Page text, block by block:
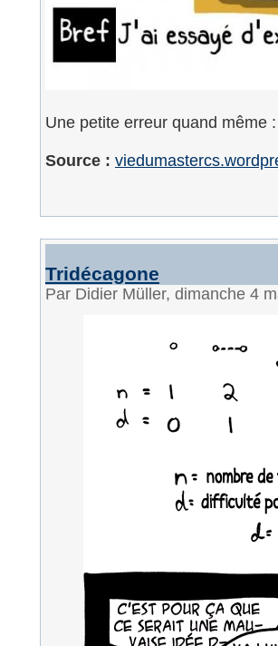
Une petite erreur quand même
Source :
Tridécagone
Par Didier Müller, dimanche 4